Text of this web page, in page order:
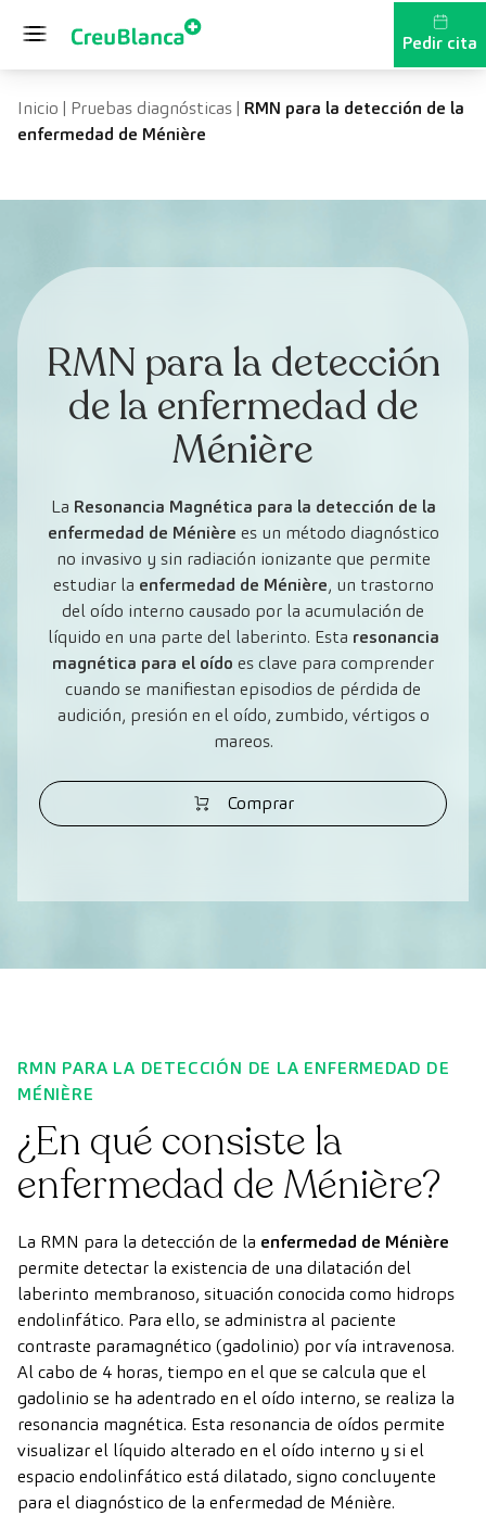
Pedir cita
Inicio | Pruebas diagnósticas| RMN para la detección de la
enfermedad de Ménière
RMN para la detección
de la enfermedad de
Ménière
La Resonancia Magnética para la detección de la
enfermedad de Ménière es un método diagnóstico
no invasivo y sin radiación ionizante que permite
estudiar la enfermedad de Ménière, un trastorno
del oído interno causado por la acumulación de
líquido en una parte del laberinto. Esta resonancia
magnética para el oído es clave para comprender
cuando se manifiestan episodios de pérdida de
audición, presión en el oído, zumbido, vértigos o
mareos.
Comprar
RMN PARA LA DETECCIÓN DE LA ENFERMEDAD DE
MÉNIÈRE
¿En qué consiste la
enfermedad de Ménière?
La RMN para la detección de la enfermedad de Ménière
permite detectar la existencia de una dilatación del
laberinto membranoso, situación conocida como hidrops
endolinfático. Para ello, se administra al paciente
contraste paramagnético (gadolinio) por vía intravenosa.
Al cabo de 4 horas, tiempo en el que se calcula que el
gadolinio se ha adentrado en el oído interno, se realiza la
resonancia magnética. Esta resonancia de oídos permite
visualizar el líquido alterado en el oído interno y si el
espacio endolinfático está dilatado, signo concluyente
para el diagnóstico de la enfermedad de Ménière.